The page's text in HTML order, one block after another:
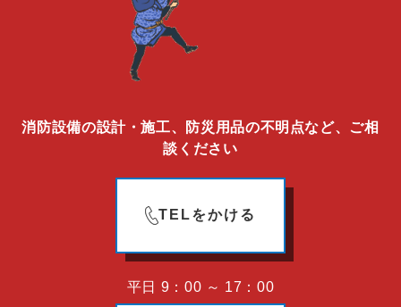
消防設備の設計・施工、防災用品の不明点など、ご相
談ください
TELをかける
平日 9：00 ～ 17：00